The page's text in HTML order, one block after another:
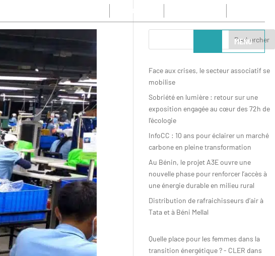
CONTACT
MENU
AGIR
Face aux crises, le secteur associatif se
mobilise
Sobriété en lumière : retour sur une
exposition engagée au cœur des 72h de
l’écologie
InfoCC : 10 ans pour éclairer un marché
carbone en pleine transformation
Au Bénin, le projet A3E ouvre une
nouvelle phase pour renforcer l’accès à
une énergie durable en milieu rural
Distribution de rafraichisseurs d’air à
Tata et à Béni Mellal
Quelle place pour les femmes dans la
transition énergétique ? - CLER dans